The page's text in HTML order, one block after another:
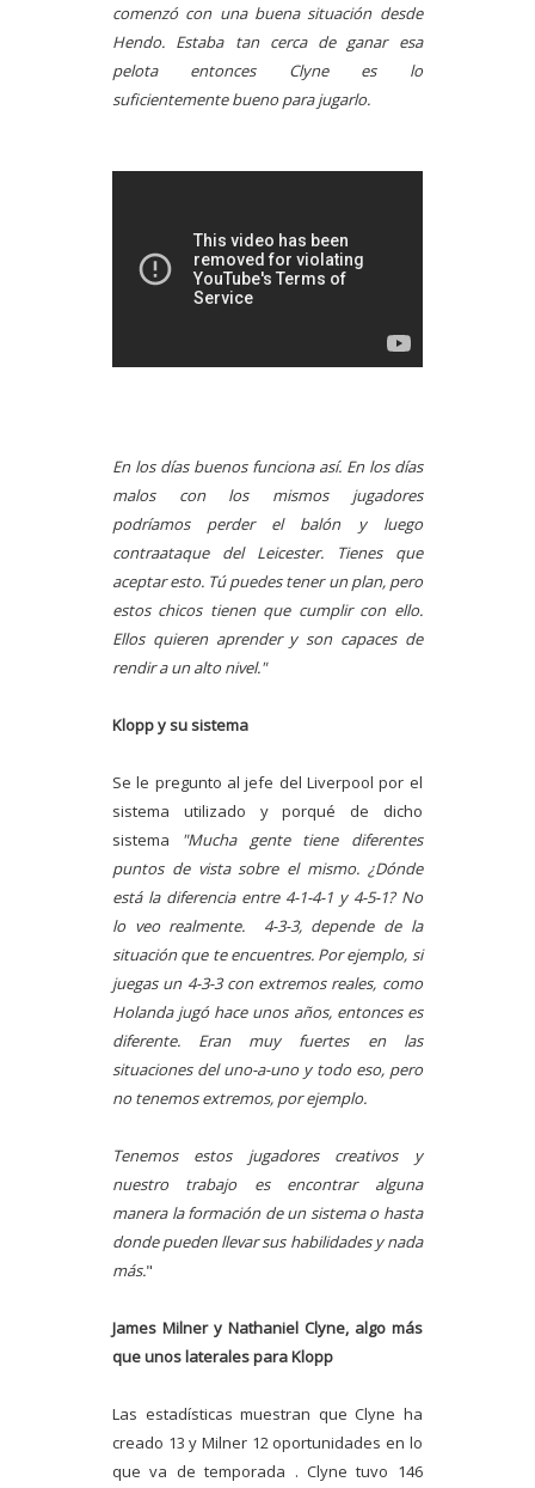
comenzó con una buena situación desde
Hendo. Estaba tan cerca de ganar esa
pelota entonces Clyne es lo
suficientemente bueno para jugarlo.
En los días buenos funciona así. En los días
malos con los mismos jugadores
podríamos perder el balón y luego
contraataque del Leicester. Tienes que
aceptar esto. Tú puedes tener un plan, pero
estos chicos tienen que cumplir con ello.
Ellos quieren aprender y son capaces de
rendir a un alto nivel."
Klopp y su sistema
Se le pregunto al jefe del Liverpool por el
sistema utilizado y porqué de dicho
sistema "Mucha gente tiene diferentes
puntos de vista sobre el mismo. ¿Dónde
está la diferencia entre 4-1-4-1 y 4-5-1? No
lo veo realmente. 4-3-3, depende de la
situación que te encuentres. Por ejemplo, si
juegas un 4-3-3 con extremos reales, como
Holanda jugó hace unos años, entonces es
diferente. Eran muy fuertes en las
situaciones del uno-a-uno y todo eso, pero
no tenemos extremos, por ejemplo.
Tenemos estos jugadores creativos y
nuestro trabajo es encontrar alguna
manera la formación de un sistema o hasta
donde pueden llevar sus habilidades y nada
más."
James Milner y Nathaniel Clyne, algo más
que unos laterales para Klopp
Las estadísticas muestran que Clyne ha
creado 13 y Milner 12 oportunidades en lo
que va de temporada . Clyne tuvo 146